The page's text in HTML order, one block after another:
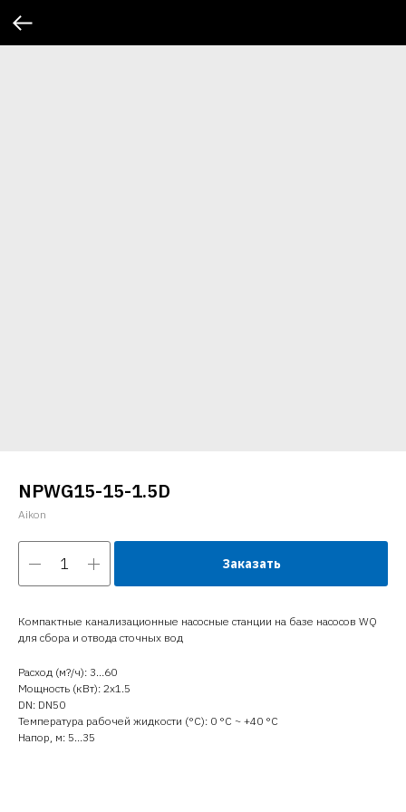
NPWG15-15-1.5D
Aikon
Заказать
Компактные канализационные насосные станции на базе насосов WQ
для сбора и отвода сточных вод
Расход (м?/ч): 3…60
Мощность (кВт): 2x1.5
DN: DN50
Температура рабочей жидкости (°C): 0 °С ~ +40 °С
Напор, м: 5…35